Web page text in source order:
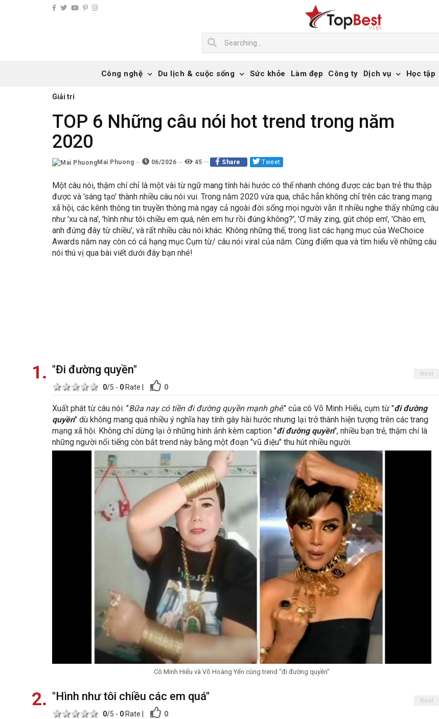
Công nghệ Du lịch & cuộc sống Sức khỏe Làm đẹp Công ty Dịch vụ Học tập
Giải trí
TOP 6 Những câu nói hot trend trong năm
2020
Mai Phuong 06/2026 45 Share Tweet
Một câu nói, thậm chí chỉ là một vài từ ngữ mang tính hài hước có thể nhanh chóng được các bạn trẻ thu thập
được và 'sáng tạo' thành nhiều câu nói vui. Trong năm 2020 vừa qua, chắc hẳn không chỉ trên các trang mạng
xã hội, các kênh thông tin truyền thông mà ngay cả ngoài đời sống mọi người vẫn ít nhiều nghe thấy những câu
như 'xu cà na', 'hình như tôi chiều em quá, nên em hư rồi đúng không?', 'Ơ mây zing, gút chóp em', 'Chào em,
anh đứng đây từ chiều', và rất nhiều câu nói khác. Không những thế, trong list các hạng mục của WeChoice
Awards năm nay còn có cả hạng mục Cụm từ/ câu nói viral của năm. Cùng điểm qua và tìm hiểu về những câu
nói thú vị qua bài viết dưới đây bạn nhé!
Next
1 "Đi đường quyền"
5 stars
4 stars
3 stars
2 stars
1 star 0/5 - 0 Rate 0
Xuất phát từ câu nói: "Bữa nay có tiền đi đường quyền mạnh ghê." của cô Võ Minh Hiếu, cụm từ "đi đường
quyền" dù không mang quá nhiều ý nghĩa hay tính gây hài hước nhưng lại trở thành hiện tượng trên các trang
mạng xã hội. Không chỉ dừng lại ở những hình ảnh kèm caption "đi đường quyền", nhiều bạn trẻ, thậm chí là
những người nổi tiếng còn bắt trend này bằng một đoạn "vũ điệu" thu hút nhiều người.
Cô Minh Hiếu và Võ Hoàng Yến cùng trend "đi đường quyền"
Next
2 "Hình như tôi chiều các em quá"
5 stars
4 stars
3 stars
2 stars
1 star 0/5 - 0 Rate 0